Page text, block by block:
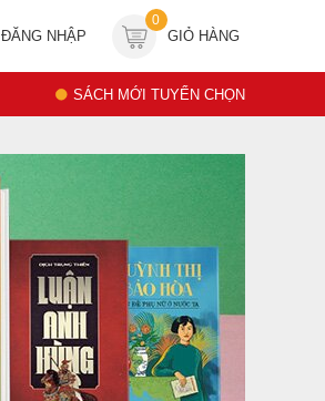
ĐĂNG NHẬP
0
GIỎ HÀNG
SÁCH MỚI TUYỂN CHỌN